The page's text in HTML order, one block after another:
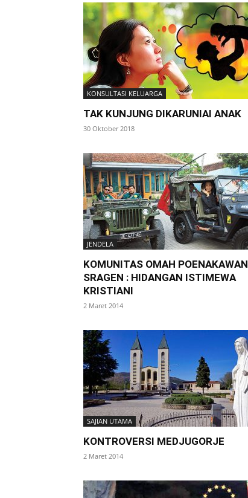
KONSULTASI KELUARGA
TAK KUNJUNG DIKARUNIAI ANAK
30 Oktober 2018
JENDELA
KOMUNITAS OMAH POENAKAWAN
SRAGEN : HIDANGAN ISTIMEWA
KRISTIANI
2 Maret 2014
SAJIAN UTAMA
KONTROVERSI MEDJUGORJE
2 Maret 2014